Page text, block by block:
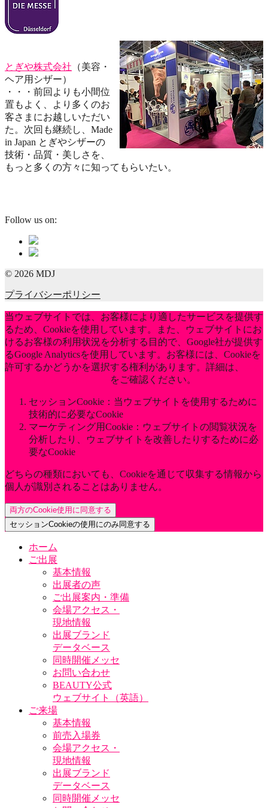
とぎや株式会社 （美容・
ヘア用シザー）
・・・前回よりも小間位
置もよく、より多くのお
客さまにお越しいただい
た。次回も継続し、Made
in Japan とぎやシザーの
技術・品質・美しさを、
もっと多くの方々に知ってもらいたい。
Follow us on:
© 2026 MDJ
プライバシーポリシー
当ウェブサイトでは、お客様により適したサービスを提供す
るため、Cookieを使用しています。また、ウェブサイトにお
けるお客様の利用状況を分析する目的で、Google社が提供す
るGoogle Analyticsを使用しています。お客様には、Cookieを
許可するかどうかを選択する権利があります。詳細は、
をご確認ください。
セッションCookie：当ウェブサイトを使用するために
技術的に必要なCookie
マーケティング用Cookie：ウェブサイトの閲覧状況を
分析したり、ウェブサイトを改善したりするために必
要なCookie
どちらの種類においても、Cookieを通じて収集する情報から
個人が識別されることはありません。
両方のCookie使用に同意する
セッションCookieの使用にのみ同意する
ホーム
ご出展
基本情報
出展者の声
ご出展案内・準備
会場アクセス・
現地情報
出展ブランド
データベース
同時開催メッセ
お問い合わせ
BEAUTY公式
ウェブサイト（英語）
ご来場
基本情報
前売入場券
会場アクセス・
現地情報
出展ブランド
データベース
同時開催メッセ